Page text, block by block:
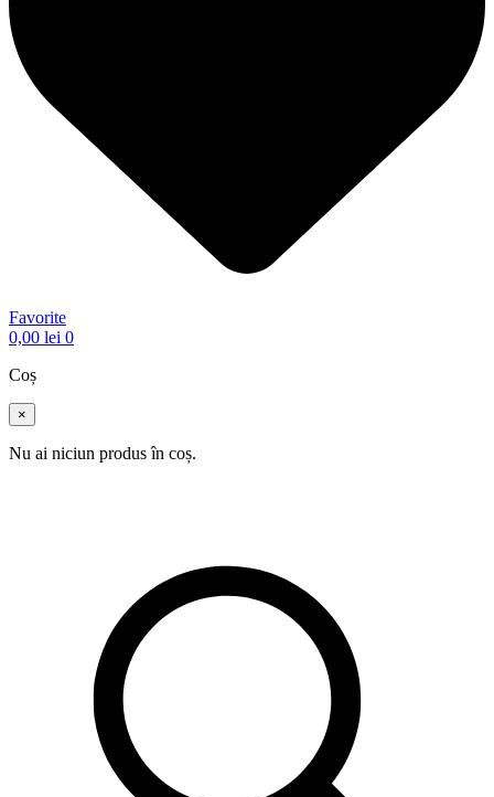
Favorite
0,00 lei 0
Coș
×
Nu ai niciun produs în coș.